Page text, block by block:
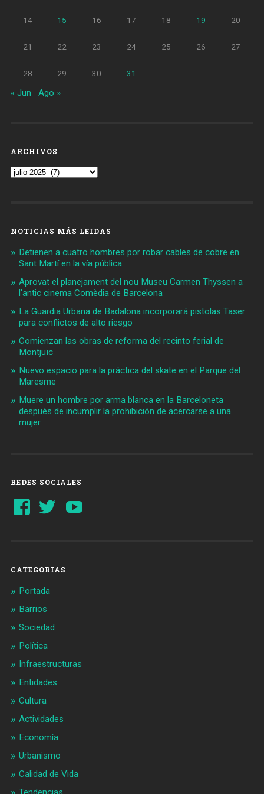
14 15 16 17 18 19 20
21 22 23 24 25 26 27
28 29 30 31
« Jun Ago »
ARCHIVOS
Archivos
NOTICIAS MÁS LEIDAS
Detienen a cuatro hombres por robar cables de cobre en
Sant Martí en la vía pública
Aprovat el planejament del nou Museu Carmen Thyssen a
l'antic cinema Comèdia de Barcelona
La Guardia Urbana de Badalona incorporará pistolas Taser
para conflictos de alto riesgo
Comienzan las obras de reforma del recinto ferial de
Montjuïc
Nuevo espacio para la práctica del skate en el Parque del
Maresme
Muere un hombre por arma blanca en la Barceloneta
después de incumplir la prohibición de acercarse a una
mujer
REDES SOCIALES
Ver
perfil
Ver
perfil
CATEGORIAS
Portada
Barrios
Sociedad
Política
Infraestructuras
Entidades
Cultura
Actividades
Economía
Urbanismo
Calidad de Vida